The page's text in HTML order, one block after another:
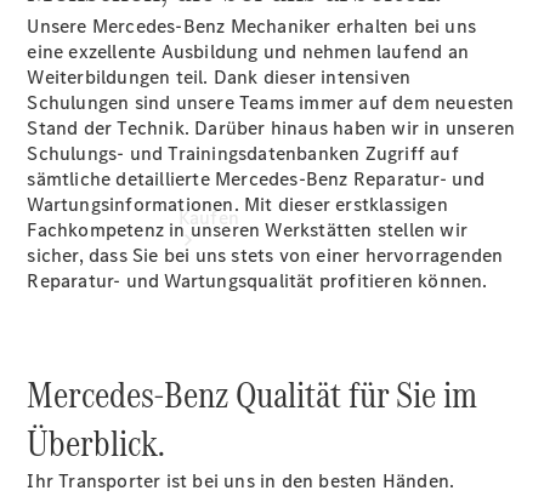
Kaufen
Übersicht
Unsere Mercedes-Benz Mechaniker erhalten bei uns
eine exzellente Ausbildung und nehmen laufend an
Weiterbildungen teil. Dank dieser intensiven
Schulungen sind unsere Teams immer auf dem neuesten
Stand der Technik. Darüber hinaus haben wir in unseren
Schulungs- und Trainingsdatenbanken Zugriff auf
sämtliche detaillierte Mercedes-Benz Reparatur- und
Wartungsinformationen. Mit dieser erstklassigen
Fachkompetenz in unseren Werkstätten stellen wir
sicher, dass Sie bei uns stets von einer hervorragenden
Reparatur- und Wartungsqualität profitieren können.
Mercedes-Benz Qualität für Sie im
Überblick.
Ihr Transporter ist bei uns in den besten Händen.